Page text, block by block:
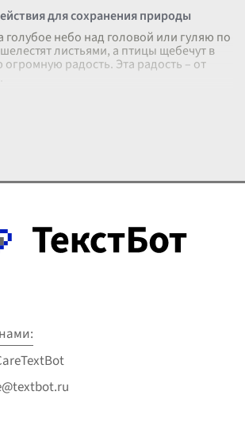
для сохранения природы
голубое небо над головой или гуляю по
листьями, а птицы щебечут в
огромную радость. Эта радость – от